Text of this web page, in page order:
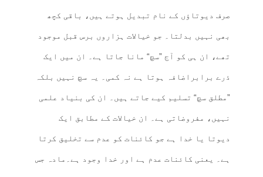
صرف دیوتاؤں کے نام تبدیل ہوتے ہیں، باقی کچھ
بھی نہیں بدلتا۔ جو خیالات ہزاروں برس قبل موجود
تھے، ان ہی کو آج ”سچ“ مانا جاتا ہے۔ ان میں ایک
ذرے برابراضافہ ہوتا ہے نہ کمی۔ یہ سچ نہیں بلکہ
”مطلق سچ“ تسلیم کیے جاتے ہیں۔ ان کی بنیاد علمی
نہیں، مفروضاتی ہے۔ ان خیالات کے مطابق ایک
دیوتا یا خدا ہے جو کائنات کو عدم سے تخلیق کرتا
ہے۔ یعنی کائنات عدم ہے اور خدا وجود ہے۔مادہ جس